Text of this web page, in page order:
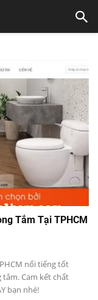
Tắm Tại TPHCM
nổi tiếng tốt
Cam kết chất
bạn nhé!